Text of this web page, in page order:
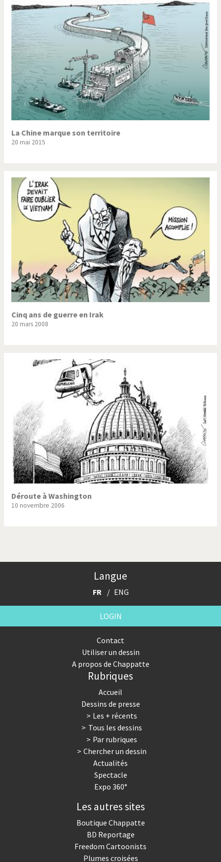
La Chine marque son territoire
20 mai 2015
Cinq ans de guerre en Irak
20 mars 2008
Déroute à Washington
10 novembre 2006
Langue
FR ENG
LOGIN
Contact
Utiliser un dessin
A propos de Chappatte
Rubriques
Accueil
Dessins de presse
Les + récents
Tous les dessins
Par rubriques
Chercher un dessin
Actualités
Spectacle
Expo 360°
Les autres sites
Boutique Chappatte
BD Reportage
Freedom Cartoonists
Plumes croisées